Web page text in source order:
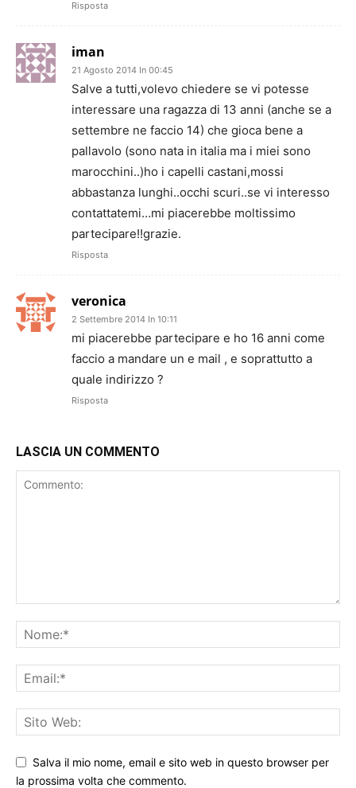
Risposta
iman
21 Agosto 2014 In 00:45
Salve a tutti,volevo chiedere se vi potesse
interessare una ragazza di 13 anni (anche se a
settembre ne faccio 14) che gioca bene a
pallavolo (sono nata in italia ma i miei sono
marocchini..)ho i capelli castani,mossi
abbastanza lunghi..occhi scuri..se vi interesso
contattatemi…mi piacerebbe moltissimo
partecipare!!grazie.
Risposta
veronica
2 Settembre 2014 In 10:11
mi piacerebbe partecipare e ho 16 anni come
faccio a mandare un e mail , e soprattutto a
quale indirizzo ?
Risposta
LASCIA UN COMMENTO
Salva il mio nome, email e sito web in questo browser per
la prossima volta che commento.